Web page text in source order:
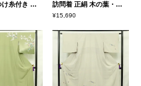
訪問着 しつけ糸付き 一つ紋付き 正絹 花柄 袷仕立て 身丈168.5cm 裄丈66.5cm 箔 フォーマル 着物 入学式 卒業式 結婚式 ピンク 訪問着 正絹 木の葉・植物柄 袷仕立て 身丈154.5cm 裄丈63cm 箔 金彩 フォーマル 着物 青・紺
¥15,690